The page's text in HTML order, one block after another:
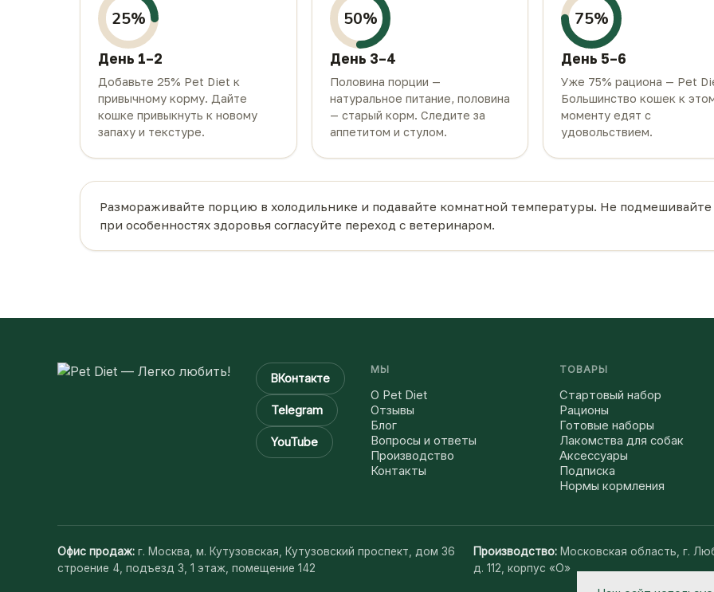
25%
День 1–2
Добавьте 25% Pet Diet к
привычному корму. Дайте
кошке привыкнуть к новому
запаху и текстуре.
50%
День 3–4
Половина порции —
натуральное питание, половина
— старый корм. Следите за
аппетитом и стулом.
75%
День 5–6
Уже 75% рациона — Pet
Большинство кошек к
моменту едят с
удовольствием.
Размораживайте порцию в холодильнике и подавайте комнатной температуры. Не подмешивайте
при особенностях здоровья согласуйте переход с ветеринаром.
ВКонтакте
Telegram
YouTube
МЫ
О Pet Diet
Отзывы
Блог
Вопросы и ответы
Производство
Контакты
ТОВАРЫ
Стартовый набор
Рационы
Готовые наборы
Лакомства для собак
Аксессуары
Подписка
Нормы кормления
Офис продаж: г. Москва, м. Кутузовская, Кутузовский проспект, дом 36
строение 4, подъезд 3, 1 этаж, помещение 142
Производство: Московская область, г.
д. 112, корпус «О»